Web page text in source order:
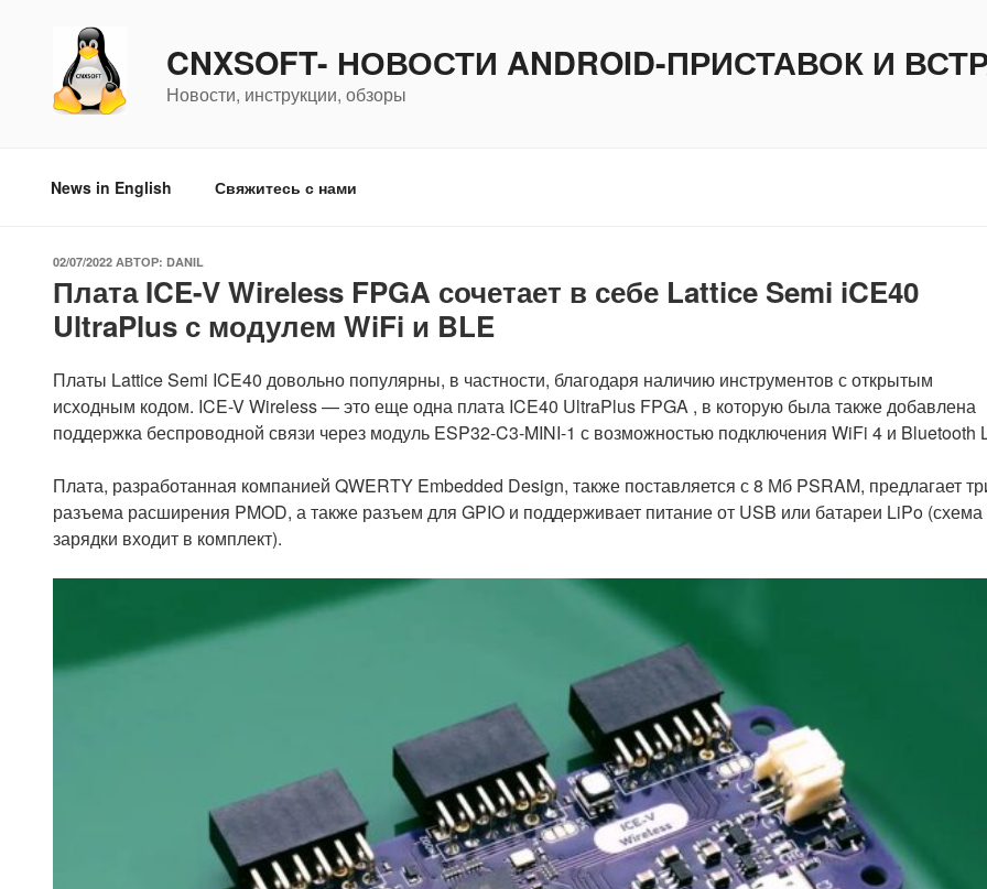
содержимому
CNXSOFT- НОВОСТИ ANDROID-ПРИСТАВОК И
Новости, инструкции, обзоры
News in English Свяжитесь с нами
ОПУБЛИКОВАНО
02/07/2022 АВТОР: DANIL
Плата ICE-V Wireless FPGA сочетает в себе Lattice Semi iCE40
UltraPlus с модулем WiFi и BLE
Платы Lattice Semi ICE40 довольно популярны, в частности, благодаря наличию инструментов с открытым
исходным кодом. ICE-V Wireless — это еще одна плата ICE40 UltraPlus FPGA , в которую была также добавлена
поддержка беспроводной связи через модуль ESP32-C3-MINI-1 с возможностью подключения WiFi 4 и Bluetooth
Плата, разработанная компанией QWERTY Embedded Design, также поставляется с 8 Мб PSRAM, предлагает
разъема расширения PMOD, а также разъем для GPIO и поддерживает питание от USB или батареи LiPo (схема
зарядки входит в комплект).